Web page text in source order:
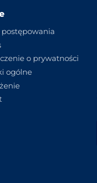
postępowania
o prywatności
ogólne